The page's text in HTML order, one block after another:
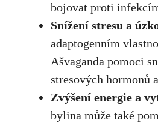
bojovat proti⁤
Snížení stresu a
adaptogenním⁤
Ašvaganda pomoci
stresových hormonů
Zvýšení energie‍ a
bylina může⁢ také